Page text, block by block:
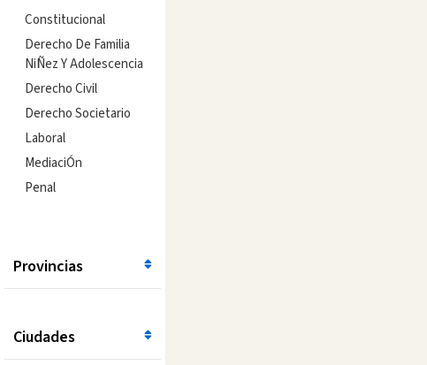
Constitucional
Derecho De Familia
NiÑez Y Adolescencia
Derecho Civil
Derecho Societario
Laboral
MediaciÓn
Penal
Provincias
Ciudades